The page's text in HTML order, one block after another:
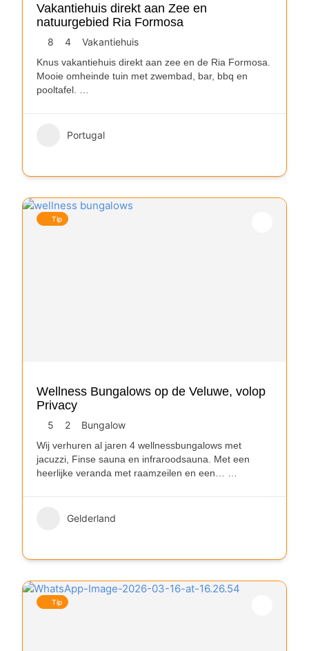
Vakantiehuis direkt aan Zee en
natuurgebied Ria Formosa
8 4 Vakantiehuis
Knus vakantiehuis direkt aan zee en de Ria Formosa.
Mooie omheinde tuin met zwembad, bar, bbq en
pooltafel.
Portugal
Tip
Wellness Bungalows op de Veluwe, volop
Privacy
5 2 Bungalow
Wij verhuren al jaren 4 wellnessbungalows met
jacuzzi, Finse sauna en infraroodsauna. Met een
heerlijke veranda met raamzeilen en een…
Gelderland
Tip